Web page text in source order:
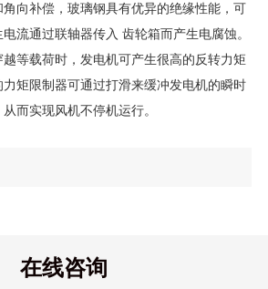
向补偿，玻璃钢具有优异的绝缘性能，可
流通过联轴器传入 齿轮箱而产生电腐蚀。
等载荷时，发电机可产生很高的反转力矩
矩限制器可通过打滑来缓冲发电机的瞬时
而实现风机不停机运行。
在线咨询